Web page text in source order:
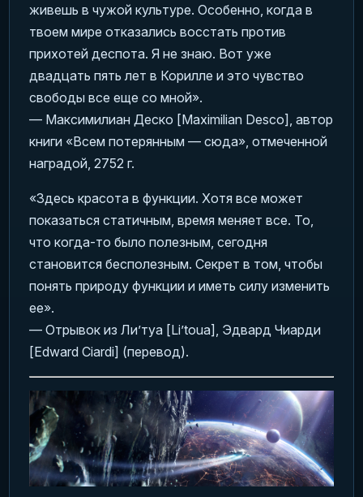
живешь в чужой культуре. Особенно, когда в
твоем мире отказались восстать против
прихотей деспота. Я не знаю. Вот уже
двадцать пять лет в Корилле и это чувство
свободы все еще со мной».
— Максимилиан Деско [Maximilian Desco], автор
книги «Всем потерянным — сюда», отмеченной
наградой, 2752 г.
«Здесь красота в функции. Хотя все может
показаться статичным, время меняет все. То,
что когда-то было полезным, сегодня
становится бесполезным. Секрет в том, чтобы
понять природу функции и иметь силу изменить
ее».
— Отрывок из Ли’туа [Li’toua], Эдвард Чиарди
[Edward Ciardi] (перевод).